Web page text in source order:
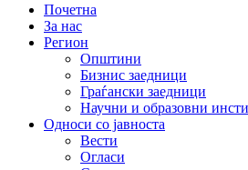
Почетна
За нас
Регион
Општини
Бизнис заедници
Граѓански заедници
Научни и образовни
Односи со јавноста
Вести
Огласи